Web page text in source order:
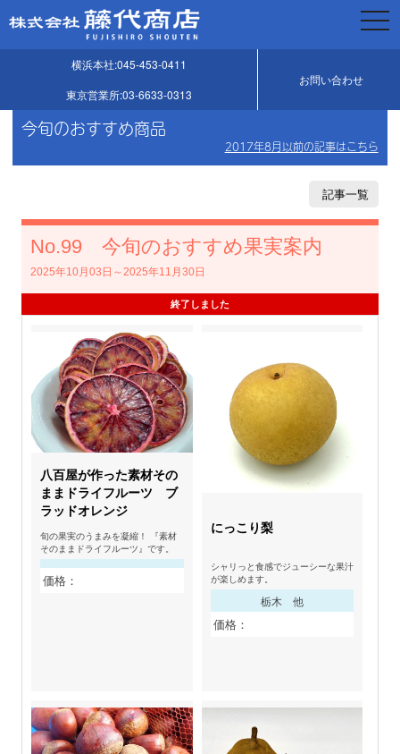
横浜本社:045-453-0411
お問い合わせ
東京営業所:03-6633-0313
今旬のおすすめ商品
2017年8月以前の記事はこちら
記事一覧
No.99 今旬のおすすめ果実案内
2025年10月03日～2025年11月30日
終了しました
八百屋が作った素材その
ままドライフルーツ ブ
ラッドオレンジ
旬の果実のうまみを凝縮！ 『素材
そのままドライフルーツ』です。
価格：
にっこり梨
シャリっと食感でジューシーな果汁
が楽しめます。
栃木 他
価格：